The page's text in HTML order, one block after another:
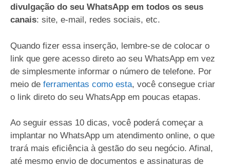
divulgação do seu WhatsApp em todos os seus
canais: site, e-mail, redes sociais, etc.
Quando fizer essa inserção, lembre-se de colocar o
link que gere acesso direto ao seu WhatsApp em vez
de simplesmente informar o número de telefone. Por
meio de ferramentas como esta, você consegue criar
o link direto do seu WhatsApp em poucas etapas.
Ao seguir essas 10 dicas, você poderá começar a
implantar no WhatsApp um atendimento online, o que
trará mais eficiência à gestão do seu negócio. Afinal,
até mesmo envio de documentos e assinaturas de